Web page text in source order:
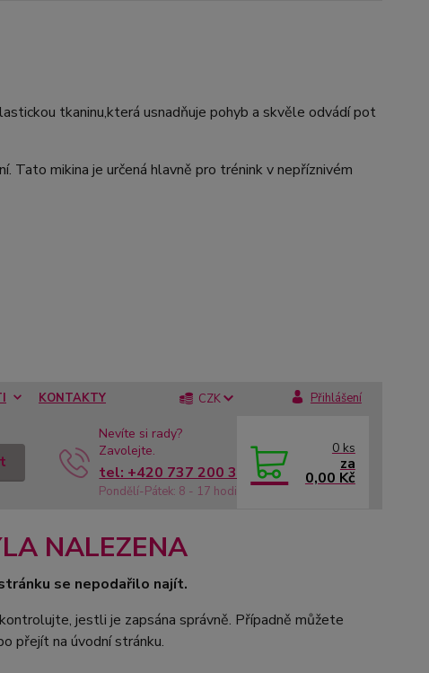
tkaninu,která usnadňuje pohyb a skvěle odvádí pot
Tato mikina je určená hlavně pro trénink v nepříznivém
KONTAKTY CZK Přihlášení
Nevíte si rady?
Zavolejte.
tel: +420 737 200 336
Pondělí-Pátek: 8 - 17 hodin
0 ks
za
0,00 Kč
NALEZENA
se nepodařilo najít.
jestli je zapsána správně. Případně můžete
přejít na úvodní stránku.